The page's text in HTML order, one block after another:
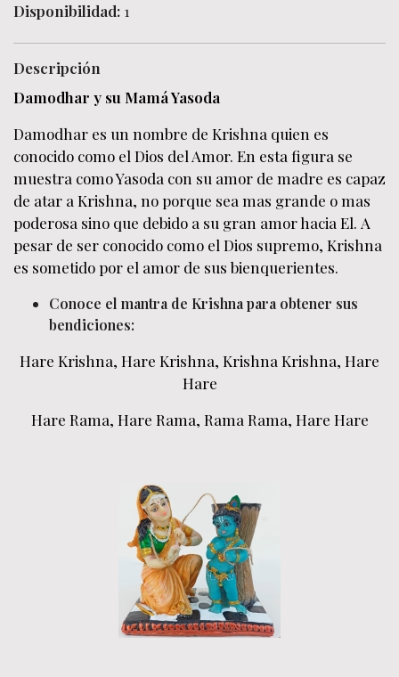
Disponibilidad: 1
Descripción
Damodhar y su Mamá Yasoda
Damodhar es un nombre de Krishna quien es
conocido como el Dios del Amor. En esta figura se
muestra como Yasoda con su amor de madre es capaz
de atar a Krishna, no porque sea mas grande o mas
poderosa sino que debido a su gran amor hacia El. A
pesar de ser conocido como el Dios supremo, Krishna
es sometido por el amor de sus bienquerientes.
Conoce el mantra de Krishna para obtener sus
bendiciones:
Hare Krishna, Hare Krishna, Krishna Krishna, Hare
Hare
Hare Rama, Hare Rama, Rama Rama, Hare Hare